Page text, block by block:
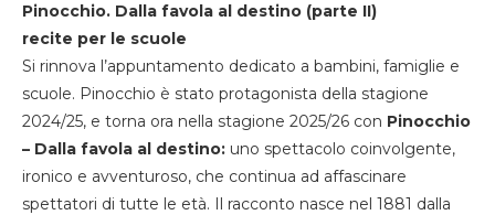
Pinocchio. Dalla favola al destino (parte II)
recite per le scuole
Si rinnova l’appuntamento dedicato a bambini, famiglie e
scuole. Pinocchio è stato protagonista della stagione
2024/25, e torna ora nella stagione 2025/26 con Pinocchio
– Dalla favola al destino: uno spettacolo coinvolgente,
ironico e avventuroso, che continua ad affascinare
spettatori di tutte le età. Il racconto nasce nel 1881 dalla